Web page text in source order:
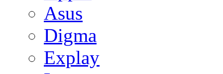
Asus
Digma
Explay